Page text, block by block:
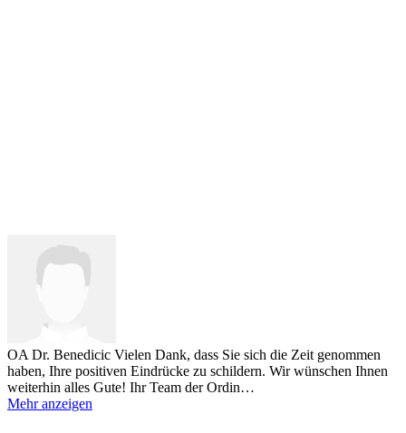
OA Dr. Benedicic Vielen Dank, dass Sie sich die Zeit genommen
haben, Ihre positiven Eindrücke zu schildern. Wir wünschen Ihnen
weiterhin alles Gute! Ihr Team der Ordin…
Mehr anzeigen